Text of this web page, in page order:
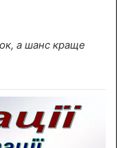
а шанс краще